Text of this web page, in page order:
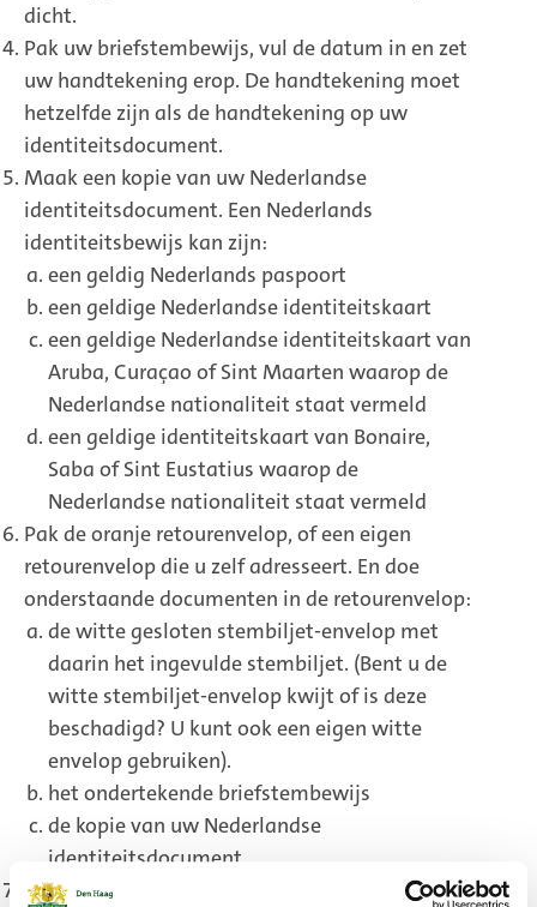
dicht.
Pak uw briefstembewijs, vul de datum in en zet
uw handtekening erop. De handtekening moet
hetzelfde zijn als de handtekening op uw
identiteitsdocument.
Maak een kopie van uw Nederlandse
identiteitsdocument. Een Nederlands
identiteitsbewijs kan zijn:
een geldig Nederlands paspoort
een geldige Nederlandse identiteitskaart
een geldige Nederlandse identiteitskaart van
Aruba, Curaçao of Sint Maarten waarop de
Nederlandse nationaliteit staat vermeld
een geldige identiteitskaart van Bonaire,
Saba of Sint Eustatius waarop de
Nederlandse nationaliteit staat vermeld
Pak de oranje retourenvelop, of een eigen
retourenvelop die u zelf adresseert. En doe
onderstaande documenten in de retourenvelop:
de witte gesloten stembiljet-envelop met
daarin het ingevulde stembiljet. (Bent u de
witte stembiljet-envelop kwijt of is deze
beschadigd? U kunt ook een eigen witte
envelop gebruiken).
het ondertekende briefstembewijs
de kopie van uw Nederlandse
identiteitsdocument
Plak de retourenvelop dicht en doe er genoeg